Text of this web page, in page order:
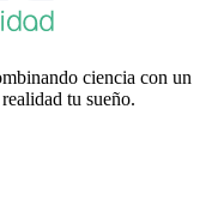
ciencia con un
tu sueño.